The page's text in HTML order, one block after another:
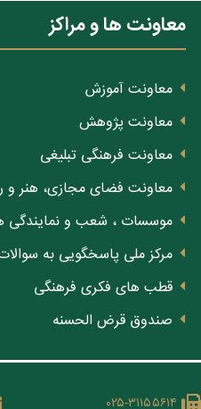
معاونت ها و مراکز
معاونت آموزش
معاونت پژوهش
معاونت فرهنگی تبلیغی
معاونت فضای مجازی، هنر و
موسسات ، شعب و نمایندگی
مرکز ملی پاسخگویی به
قطب های فکری فرهنگی
صندوق قرض الحسنه
۰۲۵-۳۱۱۵۵۶۱۴